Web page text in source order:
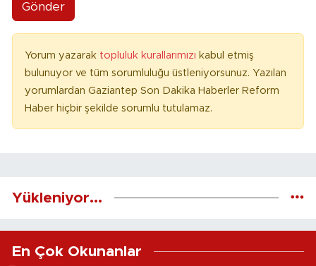
Gönder
Yorum yazarak topluluk kurallarımızı kabul etmiş
bulunuyor ve tüm sorumluluğu üstleniyorsunuz. Yazılan
yorumlardan Gaziantep Son Dakika Haberler Reform
Haber hiçbir şekilde sorumlu tutulamaz.
Yükleniyor...
En Çok Okunanlar